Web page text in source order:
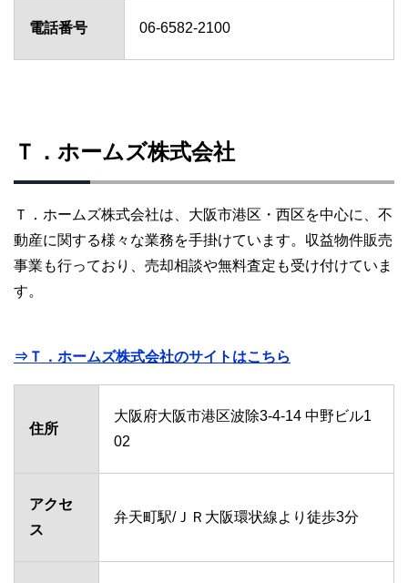
電話番号 06-6582-2100
Ｔ．ホームズ株式会社
Ｔ．ホームズ株式会社は、大阪市港区・西区を中心に、不
動産に関する様々な業務を手掛けています。収益物件販売
事業も行っており、売却相談や無料査定も受け付けていま
す。
⇒Ｔ．ホームズ株式会社のサイトはこちら
住所
大阪府大阪市港区波除3-4-14 中野ビル1
02
アクセ
ス
弁天町駅/ＪＲ大阪環状線より徒歩3分